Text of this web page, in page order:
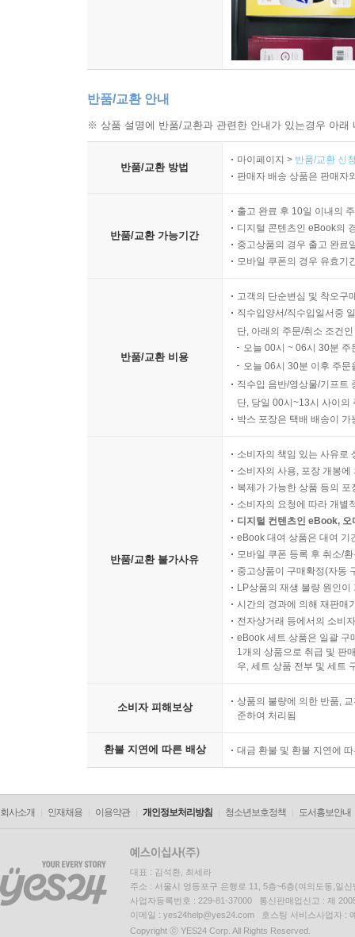
아버지의 어깨 356
어린이날 358
엄마가 좋아, 아빠가 좋아 360
익숙함과 소중함 362
반품/교환 안내
※ 상품 설명에 반품/교환과 관련한 안내가 있는경우 아
반품/교환 방법
마이페이지 > 반품/교환 신
판매자 배송 상품은 판매자
반품/교환 가능기간
출고 완료 후 10일 이내의
디지털 콘텐츠인 eBook의
중고상품의 경우 출고 완료
모바일 쿠폰의 경우 유효기
반품/교환 비용
고객의 단순변심 및 착오구
직수입양서/직수입일서중
단, 아래의 주문/취소 조건
오늘 00시 ~ 06시 30분
오늘 06시 30분 이후 주
직수입 음반/영상물/기프트
단, 당일 00시~13시 사이의
박스 포장은 택배 배송이
반품/교환 불가사유
소비자의 책임 있는 사유로
소비자의 사용, 포장 개봉
복제가 가능한 상품 등의
소비자의 요청에 따라 개별
디지털 컨텐츠인 eBook,
eBook 대여 상품은 대여 기
모바일 쿠폰 등록 후 취소/
중고상품이 구매확정(자동
LP상품의 재생 불량 원인
시간의 경과에 의해 재판매
전자상거래 등에서의 소비
eBook 세트 상품은 일괄 구
1개의 상품으로 취급 및 판
우, 세트 상품 전부 및 세트
소비자 피해보상
상품의 불량에 의한 반품,
준하여 처리됨
환불 지연에 따른 배상 대금 환불 및 환불 지연에
회사소개 인재채용 이용약관 개인정보처리방침 청소년보호정책 도서홍보안내
대표 : 김석환, 최세라
주소 : 서울시 영등포구 은행로 11, 5층~6층(여의도동,일신
사업자등록번호 : 229-81-37000 통신판매업신고 : 제
이메일 : yes24help@yes24.com 호스팅 서비스사업자 :
Copyright ⓒ YES24 Corp. All Rights Reserved.